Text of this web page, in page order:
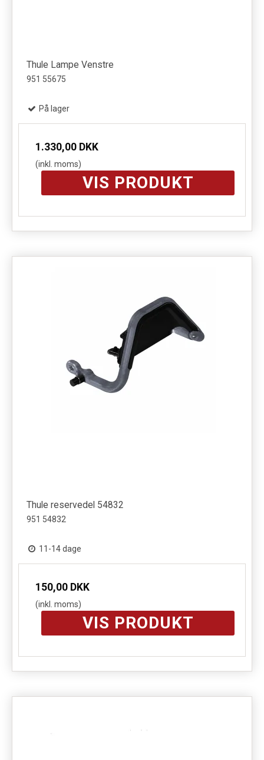
Thule Lampe Venstre
951 55675
På lager
1.330,00 DKK
(inkl. moms)
VIS PRODUKT
Thule reservedel 54832
951 54832
11-14 dage
150,00 DKK
(inkl. moms)
VIS PRODUKT